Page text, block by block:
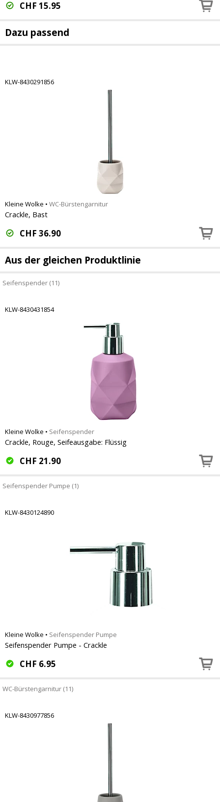
CHF 15.95
Dazu passend
KLW-8430291856
Kleine Wolke • WC-Bürstengarnitur
Crackle, Bast
CHF 36.90
Aus der gleichen Produktlinie
Seifenspender (11)
KLW-8430431854
Kleine Wolke • Seifenspender
Crackle, Rouge, Seifeausgabe: Flüssig
CHF 21.90
Seifenspender Pumpe (1)
KLW-8430124890
Kleine Wolke • Seifenspender Pumpe
Seifenspender Pumpe - Crackle
CHF 6.95
WC-Bürstengarnitur (11)
KLW-8430977856